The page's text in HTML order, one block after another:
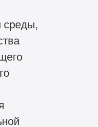
среды,